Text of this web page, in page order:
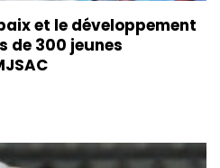
et le développement
de 300 jeunes